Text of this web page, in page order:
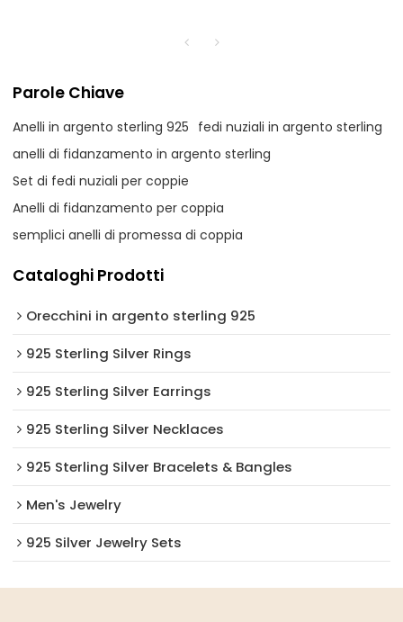
Parole Chiave
Anelli in argento sterling 925 fedi nuziali in argento sterling
anelli di fidanzamento in argento sterling
Set di fedi nuziali per coppie
Anelli di fidanzamento per coppia
semplici anelli di promessa di coppia
Cataloghi Prodotti
Orecchini in argento sterling 925
925 Sterling Silver Rings
925 Sterling Silver Earrings
925 Sterling Silver Necklaces
925 Sterling Silver Bracelets & Bangles
Men's Jewelry
925 Silver Jewelry Sets